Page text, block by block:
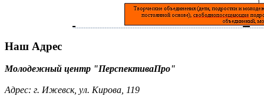
Наш Адрес
Молодежный центр "ПерспективаПро"
Адрес: г. Ижевск, ул. Кирова, 119